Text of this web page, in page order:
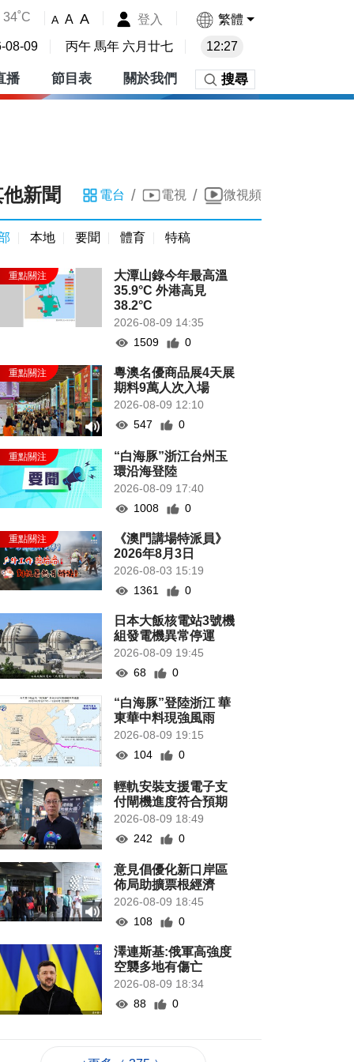
34˚C A A A 登入 繁體
08-09 丙午 馬年 六月廿七 12:27
播 節目表 關於我們 搜尋
新聞 電台 / 電視 / 微視頻
本地 要聞 體育 特稿
大潭山錄今年最高溫
35.9°C 外港高見
38.2°C
2026-08-09 14:35
1509
0
粵澳名優商品展4天展
期料9萬人次入場
2026-08-09 12:10
547
0
“白海豚”浙江台州玉
環沿海登陸
2026-08-09 17:40
1008
0
《澳門講場特派員》
2026年8月3日
2026-08-03 15:19
1361
0
日本大飯核電站3號機
組發電機異常停運
2026-08-09 19:45
68
0
“白海豚”登陸浙江 華
東華中料現強風雨
2026-08-09 19:15
104
0
輕軌安裝支援電子支
付閘機進度符合預期
2026-08-09 18:49
242
0
意見倡優化新口岸區
佈局助擴票根經濟
2026-08-09 18:45
108
0
澤連斯基:俄軍高強度
空襲多地有傷亡
2026-08-09 18:34
88
0